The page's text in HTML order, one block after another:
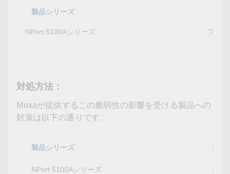
製品シリーズ
NPort 5100Aシリーズ ファ
対処方法：
Moxaが提供するこの脆弱性の影響を受ける製品への
対策は以下の通りです。
製品シリーズ 対処
NPort 5100Aシリーズ
新し